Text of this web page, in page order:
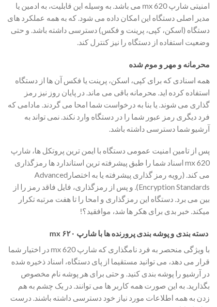
امنیتی شارپ mx 620 می باشد. به وسیله این قابلیت، به ادمین یا
مدیر اصلی دستگاه این امکان داده می شود. که به همه عملکرد های
دستگاه (اسکن، کپی، پرینت و فکس) دسترسی داشته باشد. و حتی
وضعیت استفاده از دستگاه را نیز کنترل کند.
محرمانه و مهر و موم شده
همه اسنادی که برای کپی، اسکن، پرینت یا فکس آن ها از دستگاه
استفاده کرده اید. محرمانه باقی می ماند. در پایان روز نیز رمز
گذاری می شوند. یا بنا به درخواست شما امحا می گردند. مادامی که
فرد دیگری رمز عبور شما را در دستگاه وارد نکند. نمی تواند به
آرشیو شما دسترسی داشته باشد.
پس از تامین امنیت عمومی دستگاه با ایمن ترین پروتکل ها، شارپ
mx 620 اسناد شما را طبق پیشرفته ترین استاندارد ها رمزگذاری
می کند. (رویه رمز گذاری پیشرفته یا به اختصارAdvanced
Encryption Standards). و پس از رمزگذاری، فایل فاقد رمز را از
بین می برد. دستگاه این رمزگذاری و امحا را تا هفت مرتبه تکرار
میکند. خبر بدی برای هکر ها شد، موافقید؟!
دسته بندی و پوشه بندی پرورنده ها با شارپ ۶۲۰ mx
با ویژگی منحصر به فرد نامگذاری که شارپ mx 620 در اختیار شما
قرار می دهد، می توانید مستقیما از پای دستگاه، اسناد ذخیره شده
در آرشیو را پوشه بندی کنید. و حتی برای هر پوشه نام مخصوص
بگذارید. به این صورت همه کاربر ها می توانند. در یک چشم به هم
زدن به همه اطلاعات مورد نیاز خود دسترسی داشته باشند. درست